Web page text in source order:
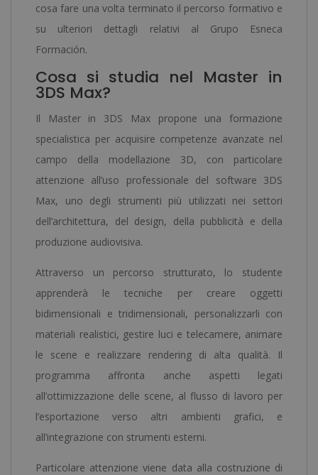
cosa fare una volta terminato il percorso formativo e
su ulteriori dettagli relativi al Grupo Esneca
Formación.
Cosa si studia nel Master in
3DS Max?
Il Master in 3DS Max propone una formazione
specialistica per acquisire competenze avanzate nel
campo della modellazione 3D, con particolare
attenzione all’uso professionale del software 3DS
Max, uno degli strumenti più utilizzati nei settori
dell’architettura, del design, della pubblicità e della
produzione audiovisiva.
Attraverso un percorso strutturato, lo studente
apprenderà le tecniche per creare oggetti
bidimensionali e tridimensionali, personalizzarli con
materiali realistici, gestire luci e telecamere, animare
le scene e realizzare rendering di alta qualità. Il
programma affronta anche aspetti legati
all’ottimizzazione delle scene, al flusso di lavoro per
l’esportazione verso altri ambienti grafici, e
all’integrazione con strumenti esterni.
Particolare attenzione viene data alla costruzione di